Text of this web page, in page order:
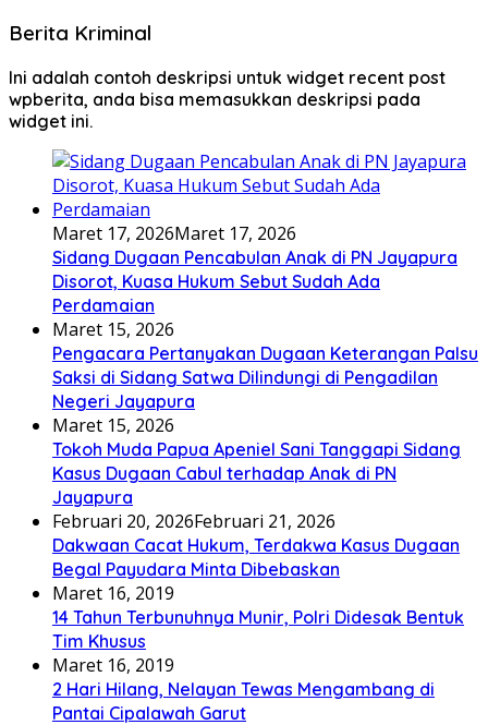
Berita Kriminal
Ini adalah contoh deskripsi untuk widget recent post
wpberita, anda bisa memasukkan deskripsi pada
widget ini.
Maret 17, 2026Maret 17, 2026
Sidang Dugaan Pencabulan Anak di PN Jayapura
Disorot, Kuasa Hukum Sebut Sudah Ada
Perdamaian
Maret 15, 2026
Pengacara Pertanyakan Dugaan Keterangan Palsu
Saksi di Sidang Satwa Dilindungi di Pengadilan
Negeri Jayapura
Maret 15, 2026
Tokoh Muda Papua Apeniel Sani Tanggapi Sidang
Kasus Dugaan Cabul terhadap Anak di PN
Jayapura
Februari 20, 2026Februari 21, 2026
Dakwaan Cacat Hukum, Terdakwa Kasus Dugaan
Begal Payudara Minta Dibebaskan
Maret 16, 2019
14 Tahun Terbunuhnya Munir, Polri Didesak Bentuk
Tim Khusus
Maret 16, 2019
2 Hari Hilang, Nelayan Tewas Mengambang di
Pantai Cipalawah Garut